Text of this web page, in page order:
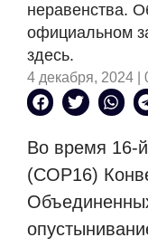
неравенства.
официальном
здесь.
4 декабря, 2024 |
Во время 16-
(COP16)